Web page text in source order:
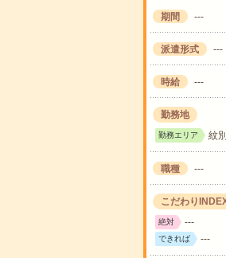
期間 ---
派遣形式 ---
時給 ---
勤務地
勤務エリア 紋
職種 ---
こだわり
絶対 ---
できれば ---